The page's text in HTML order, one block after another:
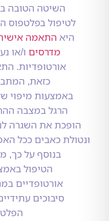
השיטה הטובה ביותר
בפלטפוס הריוני
התאמה אישית של
ו/או נעליים
אורטופדיות. התאמה
כזאת, המתבצעת
מיפוי של כף
הרגל במצבה ההריוני,
את השגרה לנוחה
כאבים ככל האפשר.
בנוסף על כך, מסייע
הטיפול באמצעים
אורטופדיים במניעת
סיבוכים עתידיים של
הפלטפוס.